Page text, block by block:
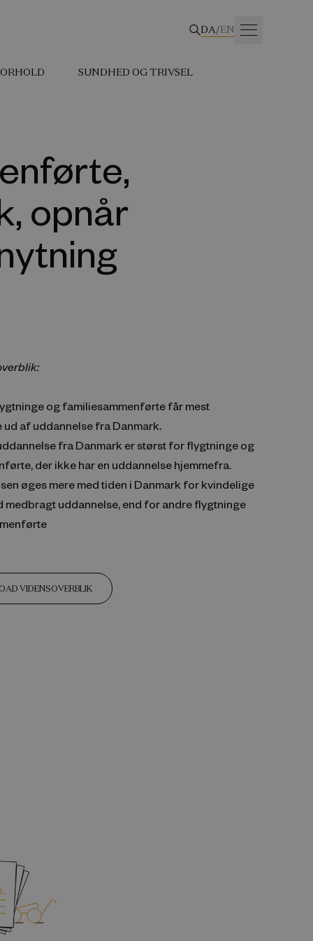
DA/EN
SUNDHED OG TRIVSEL
opnår
og familiesammenførte får mest
af uddannelse fra Danmark.
fra Danmark er størst for flygtninge og
der ikke har en uddannelse hjemmefra.
øges mere med tiden i Danmark for kvindelige
medbragt uddannelse, end for andre flygtninge
VIDENSOVERBLIK